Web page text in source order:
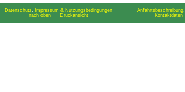
Datenschutz,
Impressum & Nutzungsbedingungen
nach oben
Druckansicht
Anfahrtsbeschreibung,
Kontaktdaten